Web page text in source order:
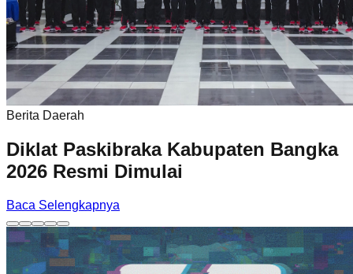
Berita Daerah
Diklat Paskibraka Kabupaten Bangka
2026 Resmi Dimulai
Baca Selengkapnya